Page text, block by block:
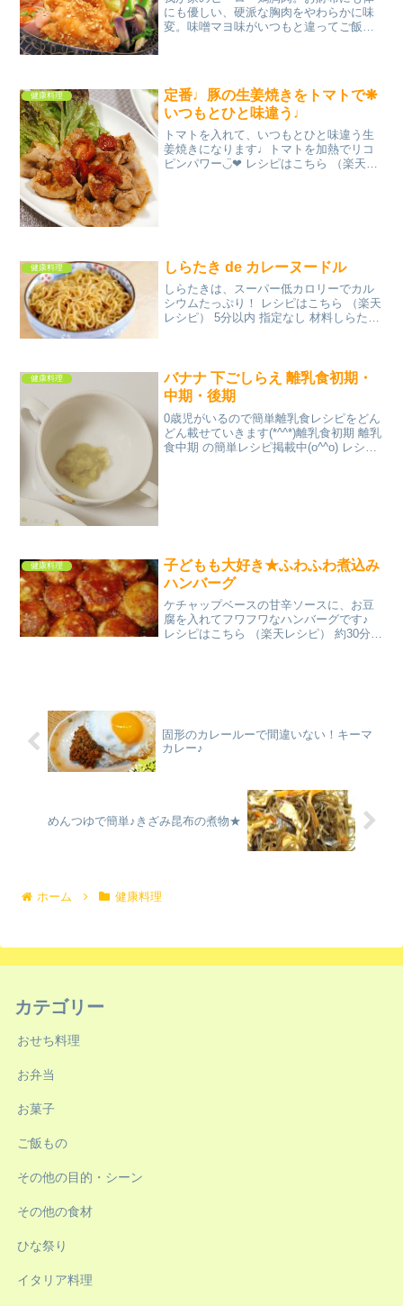
にも優しい、硬派な胸肉をやわらかに味
変。味噌マヨ味がいつもと違ってご飯が
★マヨ...
健康料理
定番♩豚の生姜焼きをトマトで❋
いつもとひと味違う♩
トマトを入れて、いつもとひと味違う生
姜焼きになります♩トマトを加熱でリコ
ピンパワー◡̈❤︎ レシピはこちら （楽天レ
健康料理 しらたき de カレーヌードル
しらたきは、スーパー低カロリーでカル
シウムたっぷり！ レシピはこちら （楽天
レシピ） 5分以内 指定なし 材料しらたき
健康料理
バナナ 下ごしらえ 離乳食初期・
中期・後期
0歳児がいるので簡単離乳食レシピをどん
どん載せていきます(*^^*)離乳食初期 離乳
食中期 の簡単レシピ掲載中(o^^o) レシピ
健康料理
子どもも大好き★ふわふわ煮込み
ハンバーグ
ケチャップベースの甘辛ソースに、お豆
腐を入れてフワフワなハンバーグです♪
レシピはこちら （楽天レシピ） 約30分
固形のカレールーで間違いない！キーマ
カレー♪
めんつゆで簡単♪きざみ昆布の煮物★
ホーム 健康料理
カテゴリー
おせち料理
お弁当
お菓子
ご飯もの
その他の目的・シーン
その他の食材
ひな祭り
イタリア料理